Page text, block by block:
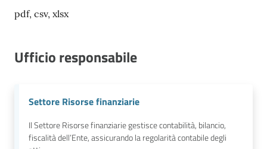
pdf, csv, xlsx
Ufficio responsabile
Settore Risorse finanziarie
Il Settore Risorse finanziarie gestisce contabilità, bilancio,
fiscalità dell’Ente, assicurando la regolarità contabile degli